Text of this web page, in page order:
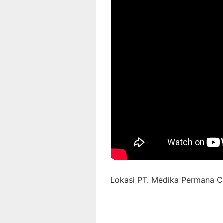
Lokasi PT. Medika Permana